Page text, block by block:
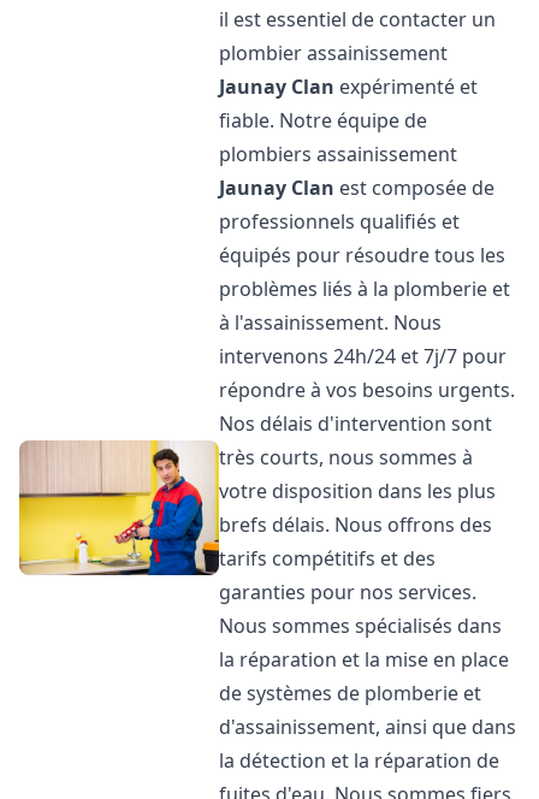
il est essentiel de contacter un
plombier assainissement
Jaunay Clan expérimenté et
fiable. Notre équipe de
plombiers assainissement
Jaunay Clan est composée de
professionnels qualifiés et
équipés pour résoudre tous les
problèmes liés à la plomberie et
à l'assainissement. Nous
intervenons 24h/24 et 7j/7 pour
répondre à vos besoins urgents.
Nos délais d'intervention sont
très courts, nous sommes à
votre disposition dans les plus
brefs délais. Nous offrons des
tarifs compétitifs et des
garanties pour nos services.
Nous sommes spécialisés dans
la réparation et la mise en place
de systèmes de plomberie et
d'assainissement, ainsi que dans
la détection et la réparation de